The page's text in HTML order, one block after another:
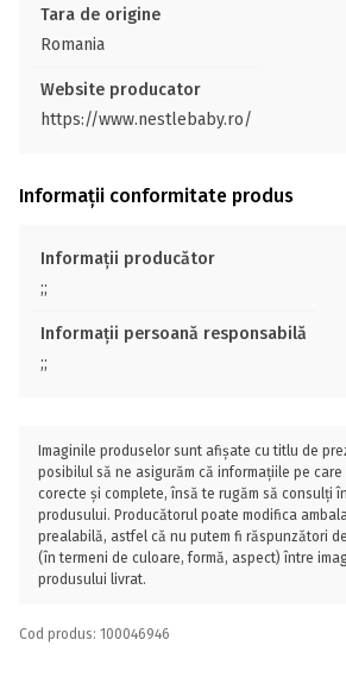
Tara de origine
Romania
Website producator
https://www.nestlebaby.ro/
Informații conformitate produs
Informații producător
;;
Informații persoană responsabilă
;;
Imaginile produselor sunt afișate cu titlu de
posibilul să ne asigurăm că informațiile pe
corecte și complete, însă te rugăm să consulți
produsului. Producătorul poate modifica
prealabilă, astfel că nu putem fi răspunzători
(în termeni de culoare, formă, aspect) între
produsului livrat.
Cod produs: 100046946